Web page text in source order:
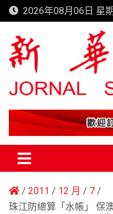
Skip
to
content
2026年08月06日 星
新華澳報
2011 12 月
7
珠江防總算「水帳」 保